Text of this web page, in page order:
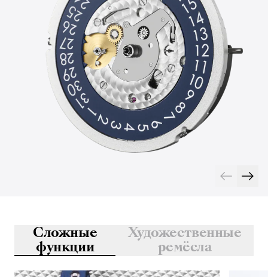
Сложные
функции
Художественные
ремёсла